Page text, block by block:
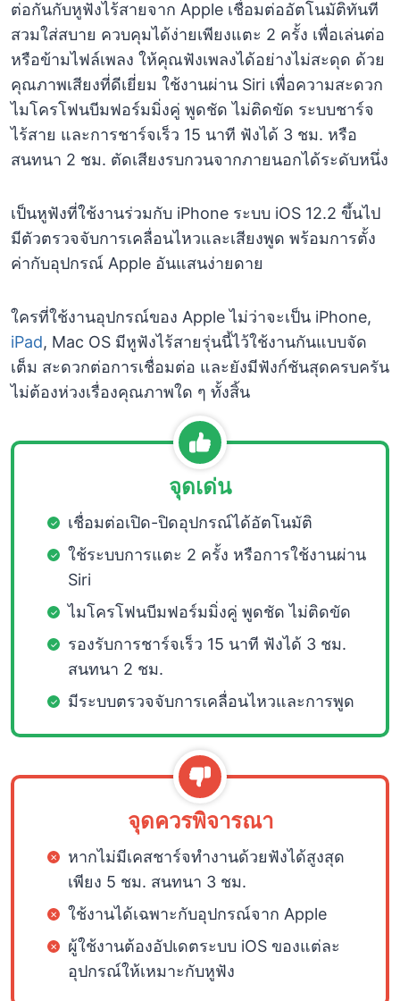
ต่อกันกับหูฟังไร้สายจาก Apple เชื่อมต่ออัตโนมัติทันที
สวมใส่สบาย ควบคุมได้ง่ายเพียงแตะ 2 ครั้ง เพื่อเล่นต่อ
หรือข้ามไฟล์เพลง ให้คุณฟังเพลงได้อย่างไม่สะดุด ด้วย
คุณภาพเสียงที่ดีเยี่ยม ใช้งานผ่าน Siri เพื่อความสะดวก
ไมโครโฟนบีมฟอร์มมิ่งคู่ พูดชัด ไม่ติดขัด ระบบชาร์จ
ไร้สาย และการชาร์จเร็ว 15 นาที ฟังได้ 3 ชม. หรือ
สนทนา 2 ชม. ตัดเสียงรบกวนจากภายนอกได้ระดับหนึ่ง
เป็นหูฟังที่ใช้งานร่วมกับ iPhone ระบบ iOS 12.2 ขึ้นไป
มีตัวตรวจจับการเคลื่อนไหวและเสียงพูด พร้อมการตั้ง
ค่ากับอุปกรณ์ Apple อันแสนง่ายดาย
ใครที่ใช้งานอุปกรณ์ของ Apple ไม่ว่าจะเป็น iPhone,
iPad, Mac OS มีหูฟังไร้สายรุ่นนี้ไว้ใช้งานกันแบบจัด
เต็ม สะดวกต่อการเชื่อมต่อ และยังมีฟังก์ชันสุดครบครัน
ไม่ต้องห่วงเรื่องคุณภาพใด ๆ ทั้งสิ้น
จุดเด่น
เชื่อมต่อเปิด-ปิดอุปกรณ์ได้อัตโนมัติ
ใช้ระบบการแตะ 2 ครั้ง หรือการใช้งานผ่าน
Siri
ไมโครโฟนบีมฟอร์มมิ่งคู่ พูดชัด ไม่ติดขัด
รองรับการชาร์จเร็ว 15 นาที ฟังได้ 3 ชม.
สนทนา 2 ชม.
มีระบบตรวจจับการเคลื่อนไหวและการพูด
จุดควรพิจารณา
หากไม่มีเคสชาร์จทำงานด้วยฟังได้สูงสุด
เพียง 5 ชม. สนทนา 3 ชม.
ใช้งานได้เฉพาะกับอุปกรณ์จาก Apple
ผู้ใช้งานต้องอัปเดตระบบ iOS ของแต่ละ
อุปกรณ์ให้เหมาะกับหูฟัง